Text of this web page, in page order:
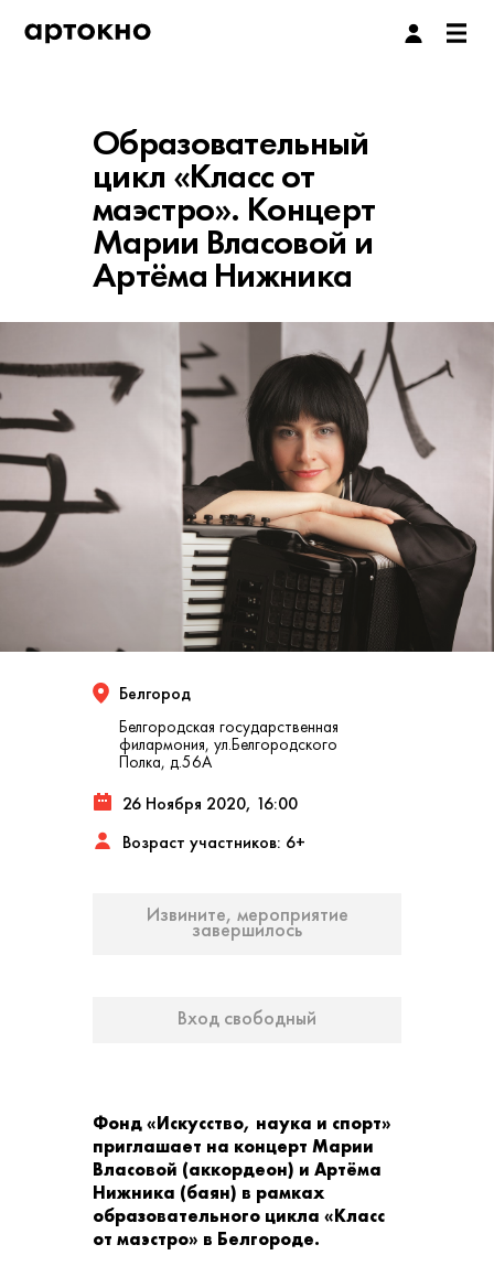
Образовательный
цикл «Класс от
маэстро». Концерт
Марии Власовой и
Артёма Нижника
Белгород
Белгородская государственная
филармония, ул.Белгородского
Полка, д.56A
26 Ноября 2020, 16:00
Возраст участников: 6+
Извините, мероприятие
завершилось
Вход свободный
Фонд «Искусство, наука и спорт»
приглашает на концерт Марии
Власовой (аккордеон) и Артёма
Нижника (баян) в рамках
образовательного цикла «Класс
от маэстро» в Белгороде.